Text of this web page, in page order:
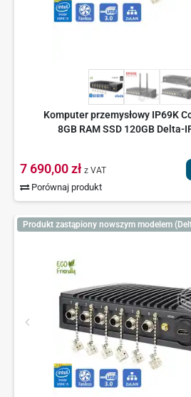
Komputer przemysłowy IP69K
8GB RAM SSD 120GB Delta-
7 690,00 zł z VAT
Porównaj produkt
Produkt zastąpiony nowszym modelem